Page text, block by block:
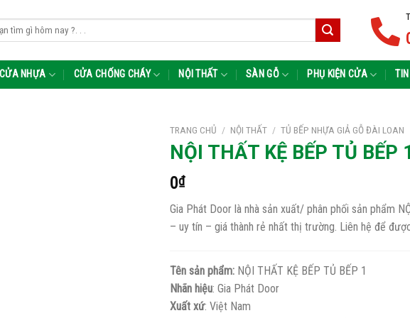
CỬA NHỰA CỬA CHỐNG CHÁY NỘI THẤT SÀN GỖ PHỤ KIỆN CỬA
TRANG CHỦ / NỘI THẤT / TỦ BẾP NHỰA GIẢ GỖ ĐÀI LOAN
NỘI THẤT KỆ BẾP TỦ BẾP 1
0₫
Gia Phát Door là nhà sản xuất/ phân phối sản phẩm
– uy tín – giá thành rẻ nhất thị trường. Liên hệ để
Tên sản phẩm: NỘI THẤT KỆ BẾP TỦ BẾP 1
Nhãn hiệu: Gia Phát Door
Xuất xứ: Việt Nam